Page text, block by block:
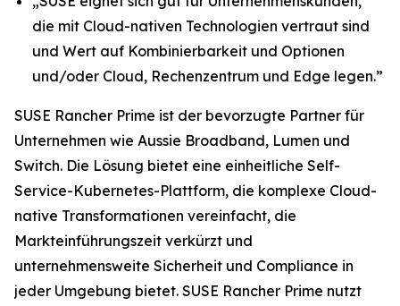
die mit Cloud-nativen Technologien vertraut sind
und Wert auf Kombinierbarkeit und Optionen
und/oder Cloud, Rechenzentrum und Edge legen.”
SUSE Rancher Prime ist der bevorzugte Partner für
Unternehmen wie Aussie Broadband, Lumen und
Switch. Die Lösung bietet eine einheitliche Self-
Service-Kubernetes-Plattform, die komplexe Cloud-
native Transformationen vereinfacht, die
Markteinführungszeit verkürzt und
unternehmensweite Sicherheit und Compliance in
jeder Umgebung bietet. SUSE Rancher Prime nutzt